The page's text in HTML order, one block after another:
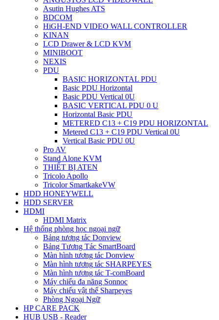
Asutin Hughes ATS
BDCOM
HiGH-END VIDEO WALL CONTROLLER
KINAN
LCD Drawer & LCD KVM
MINIBOOT
NEXIS
PDU
BASIC HORIZONTAL PDU
Basic PDU Horizontal
Basic PDU Vertical 0U
BASIC VERTICAL PDU 0 U
Horizontal Basic PDU
METERED C13 + C19 PDU HORIZONTAL
Metered C13 + C19 PDU Vertical 0U
Vertical Basic PDU 0U
Pro AV
Stand Alone KVM
THIẾT BỊ ATEN
Tricolo Apollo
Tricolor SmartkakeVW
HDD HONEYWELL
HDD SERVER
HDMI
HDMI Matrix
Hệ thống phòng học ngoại ngữ
Bảng tương tác Donview
Bảng Tương Tác SmartBoard
Màn hình tương tác Donview
Màn hình tương tác SHARPEYES
Màn hình tương tác T-comBoard
Máy chiếu đa năng Sonnoc
Máy chiếu vật thể Sharpeyes
Phòng Ngoại Ngữ
HP CARE PACK
HUB USB - Reader